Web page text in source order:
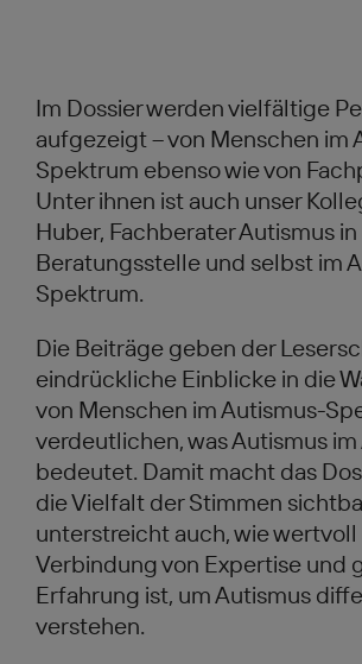
Im Dossier werden vielfältige
aufgezeigt – von Menschen im
Spektrum ebenso wie von
Unter ihnen ist auch unser
Huber, Fachberater Autismus
Beratungsstelle und selbst im
Spektrum.
Die Beiträge geben der
eindrückliche Einblicke in die
von Menschen im Autismus-
verdeutlichen, was Autismus
bedeutet. Damit macht das
die Vielfalt der Stimmen
unterstreicht auch, wie
Verbindung von Expertise und
Erfahrung ist, um Autismus
verstehen.